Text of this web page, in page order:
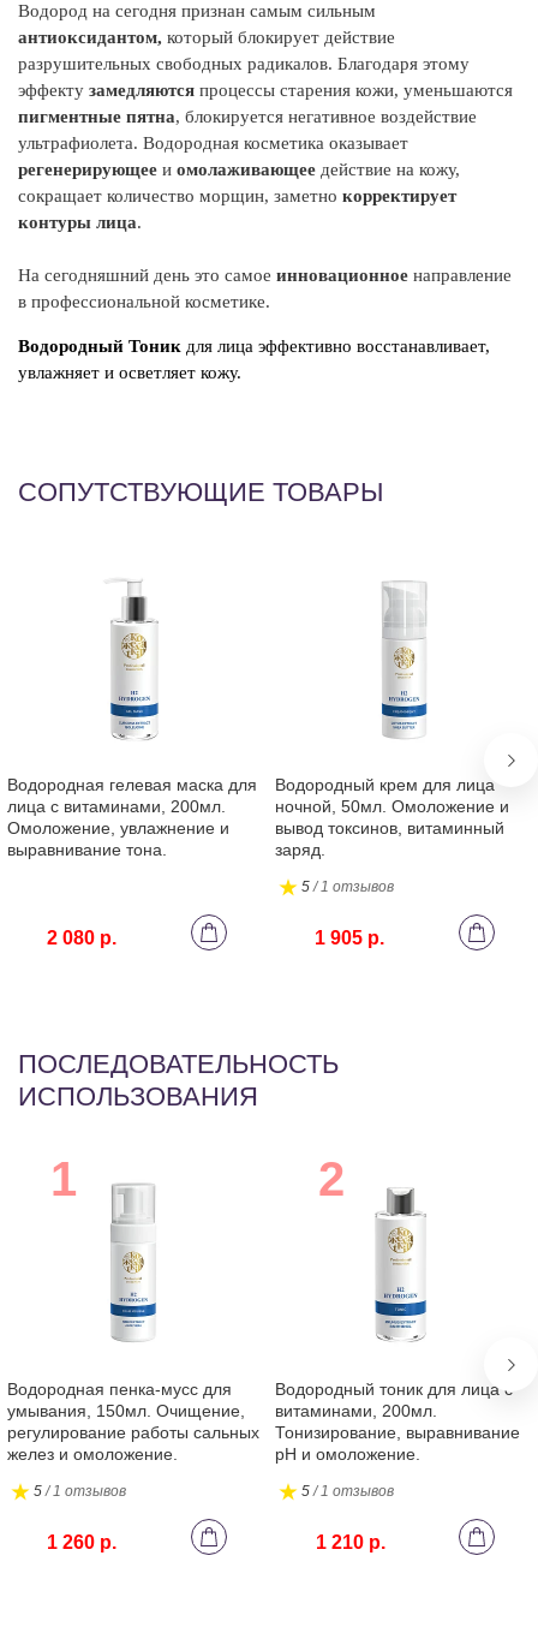
Водород на сегодня признан самым сильным
антиоксидантом, который блокирует действие
разрушительных свободных радикалов. Благодаря этому
эффекту замедляются процессы старения кожи, уменьшаются
пигментные пятна, блокируется негативное воздействие
ультрафиолета. Водородная косметика оказывает
регенерирующее и омолаживающее действие на кожу,
сокращает количество морщин, заметно корректирует
контуры лица.
На сегодняшний день это самое инновационное направление
в профессиональной косметике.
Водородный Тоник для лица эффективно восстанавливает,
увлажняет и осветляет кожу.
СОПУТСТВУЮЩИЕ ТОВАРЫ
Водородная гелевая маска для
лица с витаминами, 200мл.
Омоложение, увлажнение и
выравнивание тона.
2 080 р.
Водородный крем для лица
ночной, 50мл. Омоложение и
вывод токсинов, витаминный
заряд.
5/ 1 отзывов
1 905 р.
ПОСЛЕДОВАТЕЛЬНОСТЬ
ИСПОЛЬЗОВАНИЯ
Водородная пенка-мусс для
умывания, 150мл. Очищение,
регулирование работы сальных
желез и омоложение.
5/ 1 отзывов
1 260 р.
Водородный тоник для лица с
витаминами, 200мл.
Тонизирование, выравнивание
pH и омоложение.
5/ 1 отзывов
1 210 р.